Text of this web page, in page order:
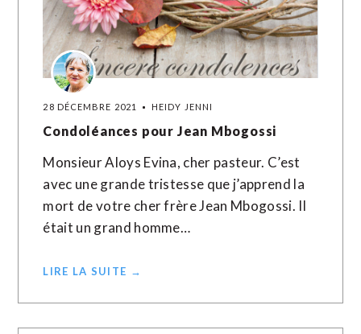
28 DÉCEMBRE 2021 HEIDY JENNI
Condoléances pour Jean Mbogossi
Monsieur Aloys Evina, cher pasteur. C’est
avec une grande tristesse que j’apprend la
mort de votre cher frère Jean Mbogossi. Il
était un grand homme…
LIRE LA SUITE →